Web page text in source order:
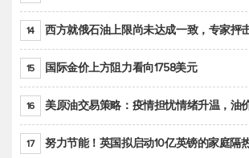
14 西方就俄石油上限尚未达成一致，专家抨
15 国际金价上方阻力看向1758美元
16 美原油交易策略：疫情担忧情绪升温，油
17 努力节能！英国拟启动10亿英镑的家庭隔热